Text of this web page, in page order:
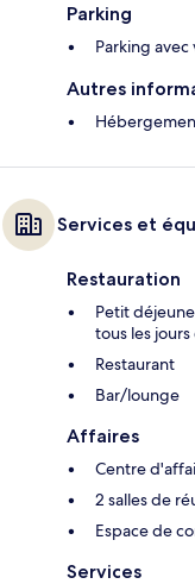
Parking
Parking
Autres
Services et
Restauration
Petit
tous les jours
Restaurant
Bar/lounge
Affaires
Centre
2 salles de
Espace de
Services